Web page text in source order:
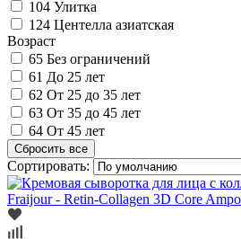
104 Улитка
124 Центелла азиатская
Возраст
65 Без ограничений
61 До 25 лет
62 От 25 до 35 лет
63 От 35 до 45 лет
64 От 45 лет
Сортировать: